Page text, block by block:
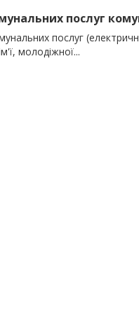
послуг
послуг
молодіжної...